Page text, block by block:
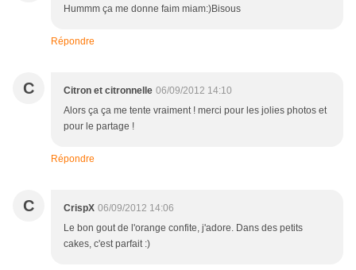
Hummm ça me donne faim miam:)Bisous
Répondre
C Citron et citronnelle 06/09/2012 14:10
Alors ça ça me tente vraiment ! merci pour les jolies photos et
pour le partage !
Répondre
C CrispX 06/09/2012 14:06
Le bon gout de l'orange confite, j'adore. Dans des petits
cakes, c'est parfait :)